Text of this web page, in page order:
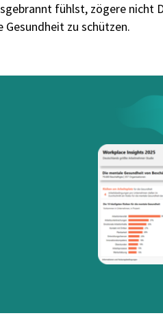
fühlst, zögere nicht
zu schützen.